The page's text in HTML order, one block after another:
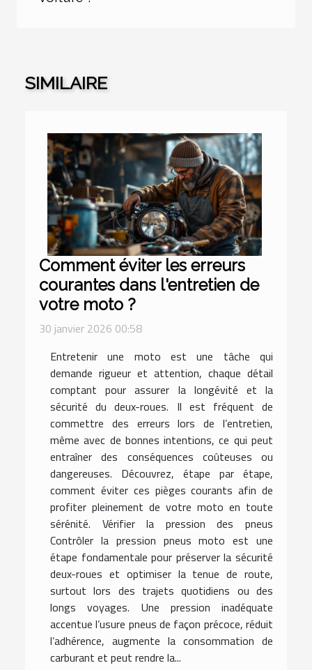
SIMILAIRE
Comment éviter les erreurs
courantes dans l'entretien de
votre moto ?
30 janvier 2026 00:58
Entretenir une moto est une tâche qui
demande rigueur et attention, chaque détail
comptant pour assurer la longévité et la
sécurité du deux-roues. Il est fréquent de
commettre des erreurs lors de l’entretien,
même avec de bonnes intentions, ce qui peut
entraîner des conséquences coûteuses ou
dangereuses. Découvrez, étape par étape,
comment éviter ces pièges courants afin de
profiter pleinement de votre moto en toute
sérénité. Vérifier la pression des pneus
Contrôler la pression pneus moto est une
étape fondamentale pour préserver la sécurité
deux-roues et optimiser la tenue de route,
surtout lors des trajets quotidiens ou des
longs voyages. Une pression inadéquate
accentue l’usure pneus de façon précoce, réduit
l’adhérence, augmente la consommation de
carburant et peut rendre la...